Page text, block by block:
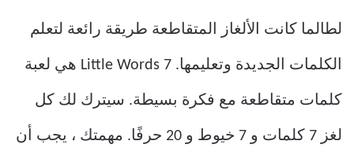
لطالما كانت الألغاز المتقاطعة طريقة رائعة لتعلم
الكلمات الجديدة وتعليمها. 7 Little Words هي لعبة
كلمات متقاطعة مع فكرة بسيطة. سيترك لك كل
لغز 7 كلمات و 7 خيوط و 20 حرفًا. مهمتك ، يجب أن